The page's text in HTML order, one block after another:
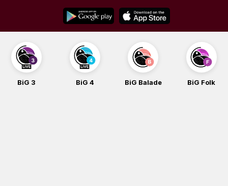
content
BiG 3 BiG 4 BiG Balade BiG Folk